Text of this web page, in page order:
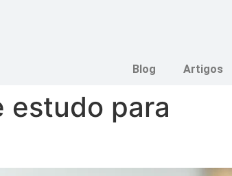
Blog Artigos
estudo para